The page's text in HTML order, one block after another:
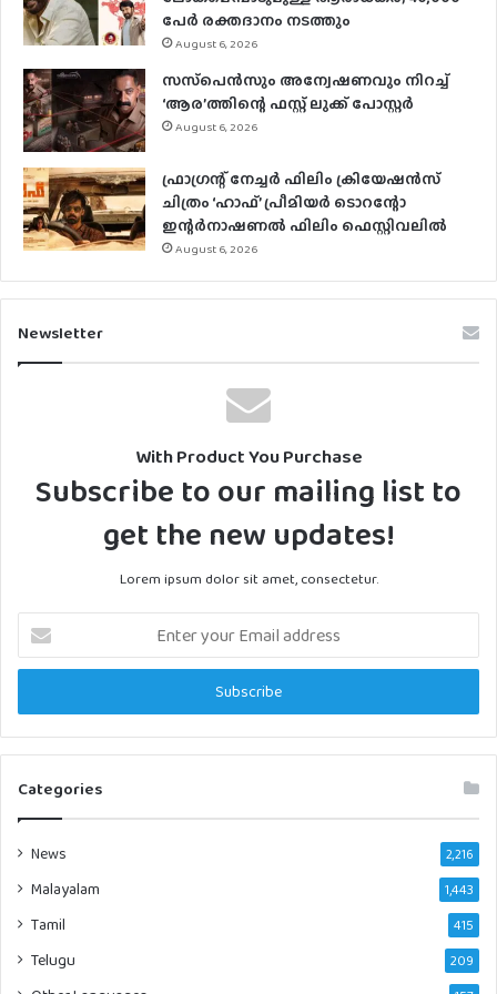
പേര്‍ രക്തദാനം നടത്തും
August 6, 2026
സസ്‌പെന്‍സും അന്വേഷണവും നിറച്ച്
‘ആര’ത്തിന്റെ ഫസ്റ്റ് ലുക്ക് പോസ്റ്റര്‍
August 6, 2026
ഫ്രാഗ്രന്റ് നേച്ചര്‍ ഫിലിം ക്രിയേഷന്‍സ്
ചിത്രം ‘ഹാഫ്’ പ്രീമിയര്‍ ടൊറന്റോ
ഇന്റര്‍നാഷണല്‍ ഫിലിം ഫെസ്റ്റിവലില്‍
August 6, 2026
Newsletter
With Product You Purchase
Subscribe to our mailing list to
get the new updates!
Lorem ipsum dolor sit amet, consectetur.
Enter
your
Email
Categories
News 2,216
Malayalam 1,443
Tamil 415
Telugu 209